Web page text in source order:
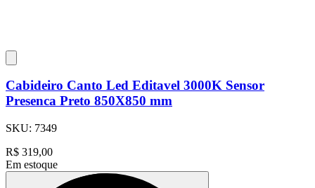
Cabideiro Canto Led Editavel 3000K Sensor
Presenca Preto 850X850 mm
SKU: 7349
R$ 319,00
Em estoque